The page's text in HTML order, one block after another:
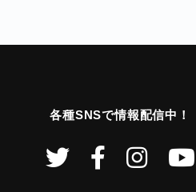
各種SNSで情報配信中！